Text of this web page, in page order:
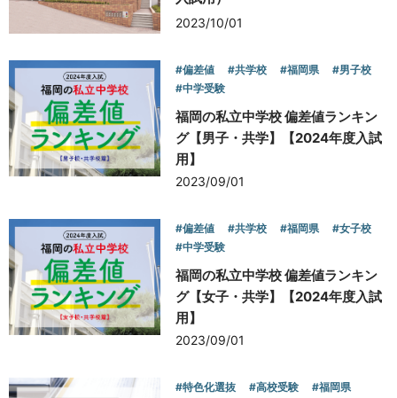
お問い合わせ
2023/10/01
#偏差値 #共学校 #福岡県
#男子校
#中学受験
福岡の私立中学校 偏差値ランキン
グ【男子・共学】【2024年度入試
用】
2023/09/01
#偏差値 #共学校 #福岡県
#女子校
#中学受験
福岡の私立中学校 偏差値ランキン
グ【女子・共学】【2024年度入試
用】
2023/09/01
#特色化選抜 #高校受験
#福岡県